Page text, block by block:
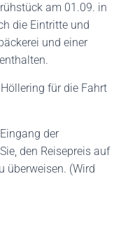
am 01.09. in
die Eintritte und
und einer
für die Fahrt
der
den Reisepreis auf
überweisen. (Wird